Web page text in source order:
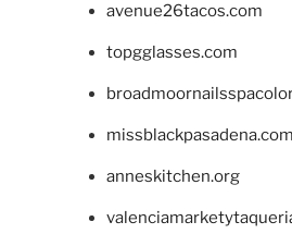
avenue26tacos.com
topgglasses.com
missblackpasadena.com
anneskitchen.org